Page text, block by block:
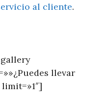
al cliente.
llevar